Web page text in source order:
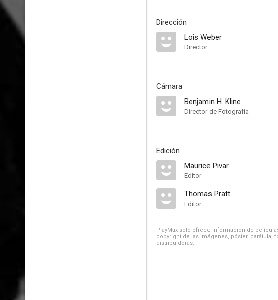
Dirección
Lois Weber
Director
Cámara
Benjamin H. Kline
Director de Fotografía
Edición
Maurice Pivar
Editor
Thomas Pratt
Editor
PlayMax solo ofrece información de
copyright de las imágenes, póster, carátula,
distribuidoras.